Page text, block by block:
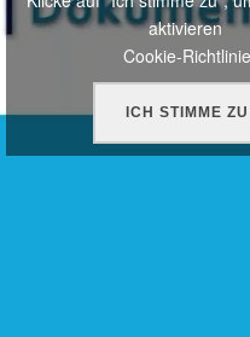
aktivieren
Cookie-Richtlinie
ICH STIMME ZU